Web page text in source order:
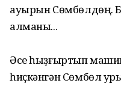
ауырын Сөмбөлдөң.
алманы...
Әсе һыҙғыртып
һиҫкәнгән Сөмбөл